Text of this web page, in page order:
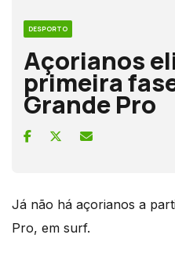
DESPORTO
Açorianos
primeira
Grande Pro
Já não há açorianos a
Pro, em surf.